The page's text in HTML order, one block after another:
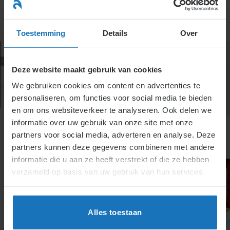
Toestemming Details Over
Deze website maakt gebruik van cookies
We gebruiken cookies om content en advertenties te
personaliseren, om functies voor social media te bieden
en om ons websiteverkeer te analyseren. Ook delen we
informatie over uw gebruik van onze site met onze
partners voor social media, adverteren en analyse. Deze
partners kunnen deze gegevens combineren met andere
informatie die u aan ze heeft verstrekt of die ze hebben
verzameld op basis van uw gebruik van hun services.
Alles toestaan
naar
inhoud